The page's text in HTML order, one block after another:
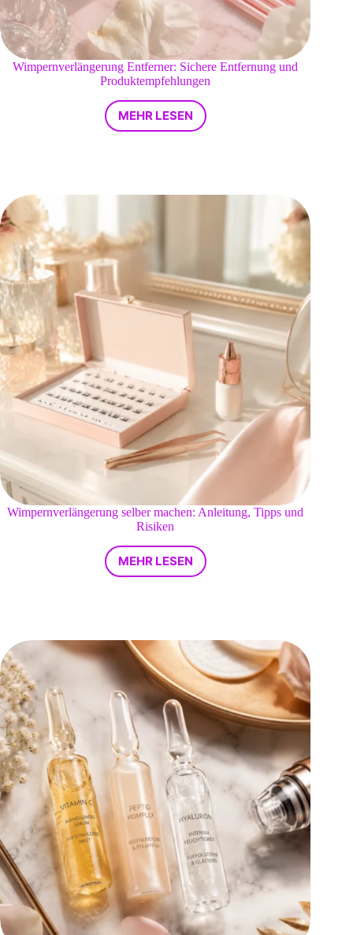
Wimpernverlängerung Entferner: Sichere Entfernung und
Produktempfehlungen
MEHR LESEN
Wimpernverlängerung selber machen: Anleitung, Tipps und
Risiken
MEHR LESEN